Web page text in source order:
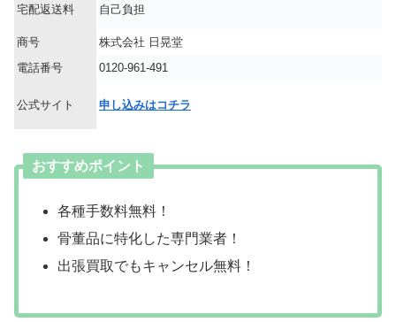
宅配返送料 自己負担
商号
株式会社 日晃堂
電話番号
0120-961-491
公式サイト 申し込みはコチラ
おすすめポイント
各種手数料無料！
骨董品に特化した専門業者！
出張買取でもキャンセル無料！